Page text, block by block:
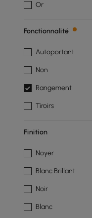
Or
Fonctionnalité
Autoportant
Non
Rangement
Tiroirs
Finition
Noyer
Blanc Brillant
Noir
Blanc